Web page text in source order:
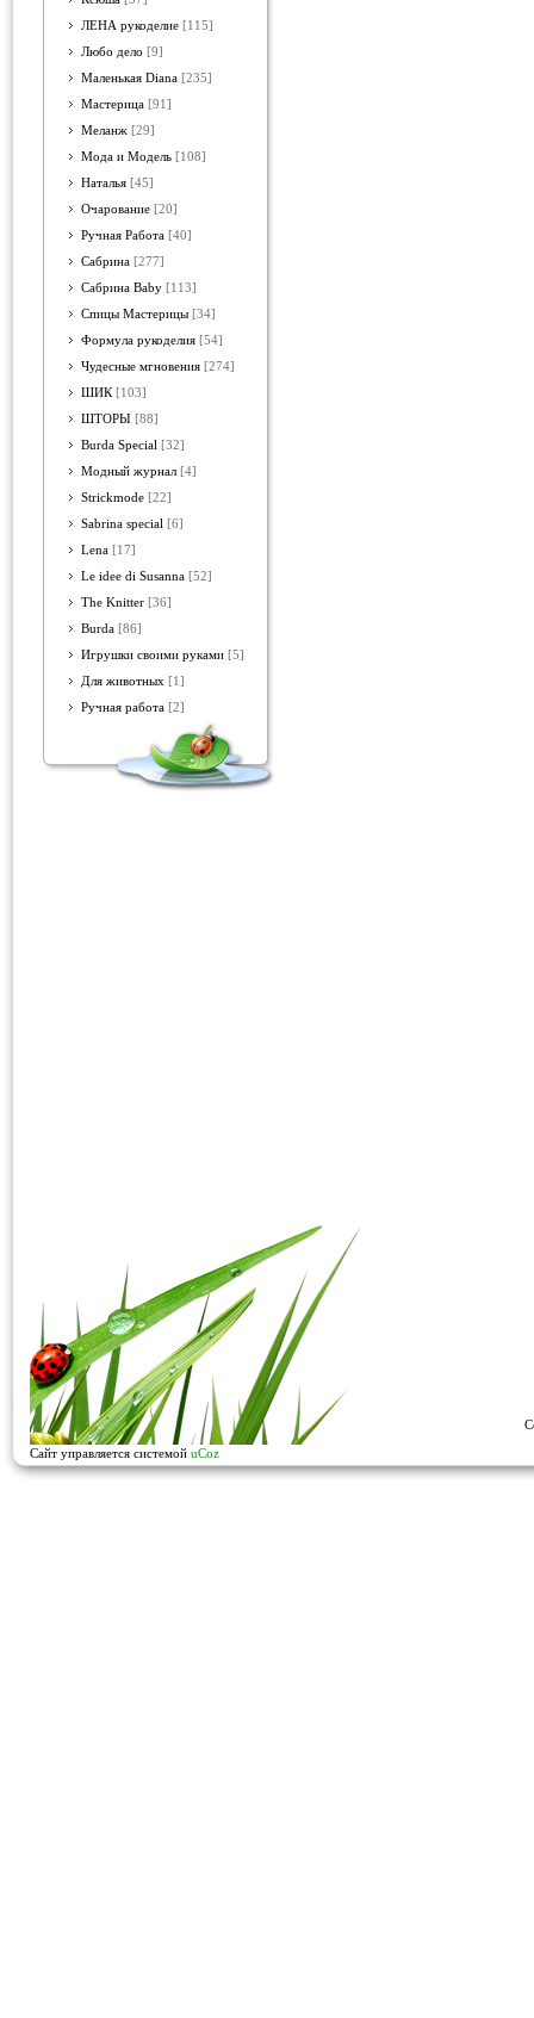
ЛЕНА рукоделие [115]
Любо дело [9]
Маленькая Diana [235]
Мастерица [91]
Меланж [29]
Мода и Модель [108]
Наталья [45]
Очарование [20]
Ручная Работа [40]
Сабрина [277]
Сабрина Baby [113]
Спицы Мастерицы [34]
Формула рукоделия [54]
Чудесные мгновения [274]
ШИК [103]
ШТОРЫ [88]
Burda Special [32]
Модный журнал [4]
Strickmode [22]
Sabrina special [6]
Lena [17]
Le idee di Susanna [52]
The Knitter [36]
Burda [86]
Игрушки своими руками [5]
Для животных [1]
Ручная работа [2]
Сайт управляется системой uCoz